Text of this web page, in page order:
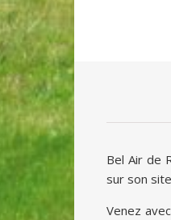
Bel Air de
sur son
Venez